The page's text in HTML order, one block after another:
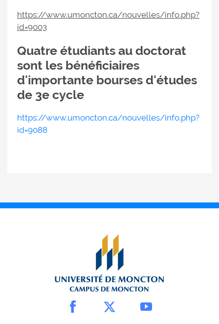
https://www.umoncton.ca/nouvelles/info.php?
id=9003
Quatre étudiants au doctorat
sont les bénéficiaires
d'importante bourses d'études
de 3e cycle
https://www.umoncton.ca/nouvelles/info.php?
id=9088